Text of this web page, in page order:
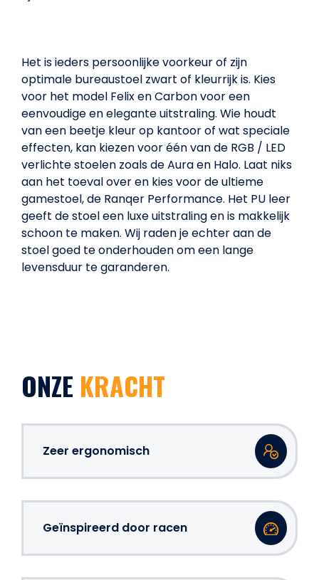
Het is ieders persoonlijke voorkeur of zijn
optimale bureaustoel zwart of kleurrijk is. Kies
voor het model Felix en Carbon voor een
eenvoudige en elegante uitstraling. Wie houdt
van een beetje kleur op kantoor of wat speciale
effecten, kan kiezen voor één van de RGB / LED
verlichte stoelen zoals de Aura en Halo. Laat niks
aan het toeval over en kies voor de ultieme
gamestoel, de Ranqer Performance. Het PU leer
geeft de stoel een luxe uitstraling en is makkelijk
schoon te maken. Wij raden je echter aan de
stoel goed te onderhouden om een lange
levensduur te garanderen.
ONZE KRACHT
Zeer ergonomisch
Geïnspireerd door racen